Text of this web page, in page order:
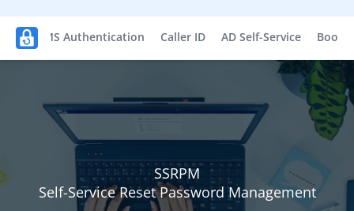
SMS Authentication Caller ID AD Self-Service Book
SSRPM
Self-Service Reset Password Management